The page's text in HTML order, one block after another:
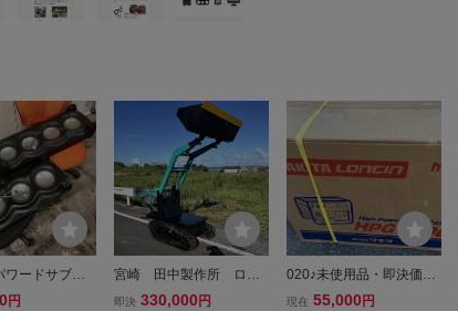
ワードサブウ
1900 ジャ
円
宮崎 田中製作所 ロー
ダー 持上重量200kg 農
即決 330,000 円
020♪未使用品・即決価
格・江戸川店引取限定商
現在 55,000 円